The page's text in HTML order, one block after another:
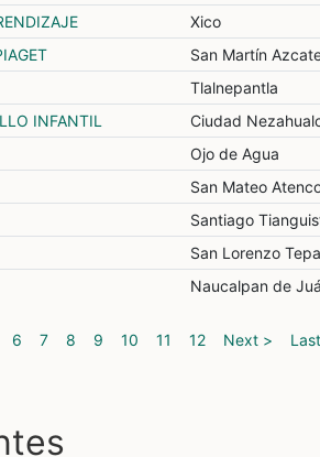
Xico
San Martín
Tlalnepantla
INFANTIL
Ciudad
Ojo de Agua
San Mateo
Santiago
San Lorenzo
Naucalpan de
6 7 8 9 10 11 12 Next >